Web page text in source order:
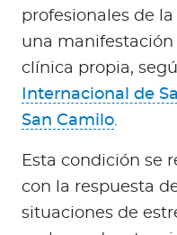
profesionales de
una
clínica propia,
Internacional de
San Camilo.
Esta condición se
con la respuesta
situaciones de